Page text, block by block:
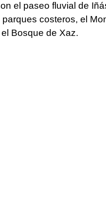
el paseo fluvial de
costeros, el
Bosque de Xaz.